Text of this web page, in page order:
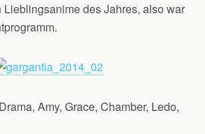
des Jahres, also war
Amy, Grace, Chamber, Ledo,